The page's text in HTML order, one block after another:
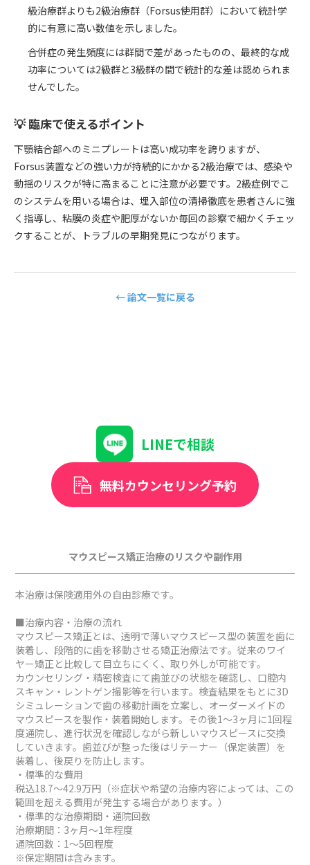
級治療群よりも2級治療群（Forsus使用群）において統計学
的に有意に高い数値を示しました。
合併症の発生頻度には群間で差があったものの、最終的な成
功率については2級群と3級群の間で統計的な差は認められま
せんでした。
💡 臨床で使えるポイント
下顎結合部へのミニプレートは高い成功率を誇りますが、
Forsus装置などの強い力が持続的にかかる2級治療では、感染や
動揺のリスクが特に高まることに注意が必要です。2級症例でこ
のシステムを用いる場合は、埋入部位の清掃徹底を患者さんに強
く指導し、粘膜の炎症や肥厚がないか毎回の診察で細かくチェッ
クすることが、トラブルの早期発見につながります。
← 論文一覧に戻る
LINEで相談
無料カウンセリング予約
マウスピース矯正治療のリスクや副作用
本治療は保険適用外の自由診療です。
■治療内容・治療の流れ
マウスピース矯正とは、透明で薄いマウスピース型の装置を歯に
装着し、段階的に歯を移動させる矯正治療法です。従来のワイ
ヤー矯正と比較して目立ちにくく、取り外しが可能です。
カウンセリング・精密検査にて歯並びの状態を確認し、口腔内
スキャン・レントゲン撮影等を行います。検査結果をもとに3D
シミュレーションで歯の移動計画を立案し、オーダーメイドの
マウスピースを製作・装着開始します。その後1～3ヶ月に1回程
度通院し、進行状況を確認しながら新しいマウスピースに交換
していきます。歯並びが整った後はリテーナー（保定装置）を
装着し、後戻りを防止します。
・標準的な費用
税込18.7～42.9万円（※症状や希望の治療内容によっては、この
範囲を超える費用が発生する場合があります。）
・標準的な治療期間・通院回数
治療期間：3ヶ月～1年程度
通院回数：1～5回程度
※保定期間は含みます。